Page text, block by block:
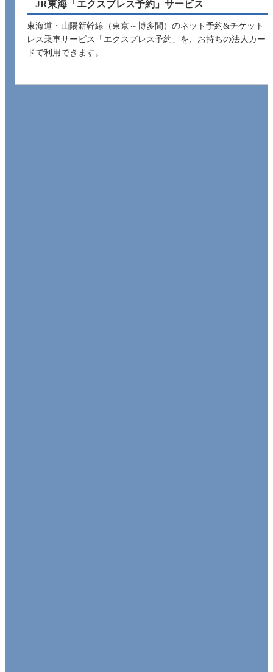
JR東海「エクスプレス予約」サービス
東海道・山陽新幹線（東京～博多間）のネット予約&チケット
レス乗車サービス「エクスプレス予約」を、お持ちの法人カー
ドで利用できます。